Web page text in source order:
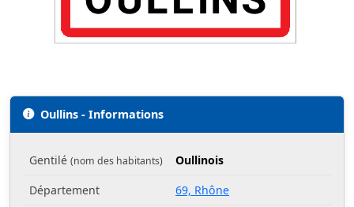
Oullins - Informations
Gentilé (nom des habitants)
Oullinois
Département
69, Rhône